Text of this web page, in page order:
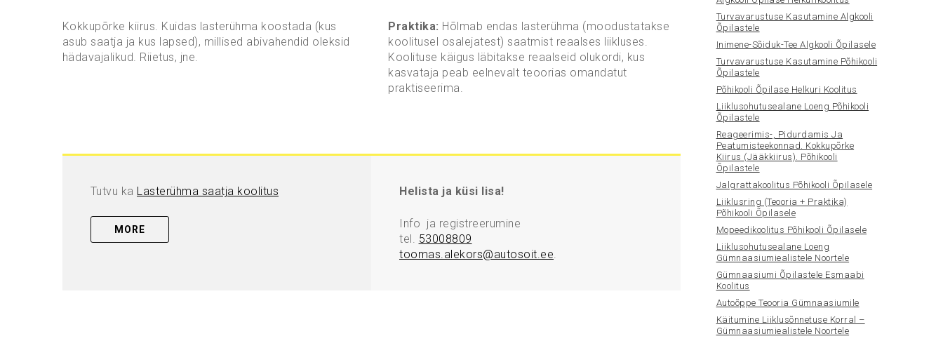
Kokkupõrke kiirus. Kuidas lasterühma koostada (kus
asub saatja ja kus lapsed), millised abivahendid oleksid
hädavajalikud. Riietus, jne.
Praktika: Hõlmab endas lasterühma (moodustatakse
koolitusel osalejatest) saatmist reaalses liikluses.
Koolituse käigus läbitakse reaalseid olukordi, kus
kasvataja peab eelnevalt teoorias omandatut
praktiseerima.
Tutvu ka Lasterühma saatja koolitus
MORE
Helista ja küsi lisa!
Info ja registreerumine
tel. 53008809
toomas.alekors@autosoit.ee.
Turvavarustuse Kasutamine Algkooli
Õpilastele
Inimene-Sõiduk-Tee Algkooli Õpilasele
Turvavarustuse Kasutamine Põhikooli
Õpilastele
Põhikooli Õpilase Helkuri Koolitus
Liiklusohutusealane Loeng Põhikooli
Õpilastele
Reageerimis-, Pidurdamis Ja
Peatumisteekonnad. Kokkupõrke
Kiirus (jääkkiirus). Põhikooli
Õpilastele
Jalgrattakoolitus Põhikooli Õpilasele
Liiklusring (teooria + Praktika)
Põhikooli Õpilasele
Mopeedikoolitus Põhikooli Õpilasele
Liiklusohutusealane Loeng
Gümnaasiumiealistele Noortele
Gümnaasiumi Õpilastele Esmaabi
Koolitus
Autoõppe Teooria Gümnaasiumile
Käitumine Liiklusõnnetuse Korral –
Gümnaasiumiealistele Noortele